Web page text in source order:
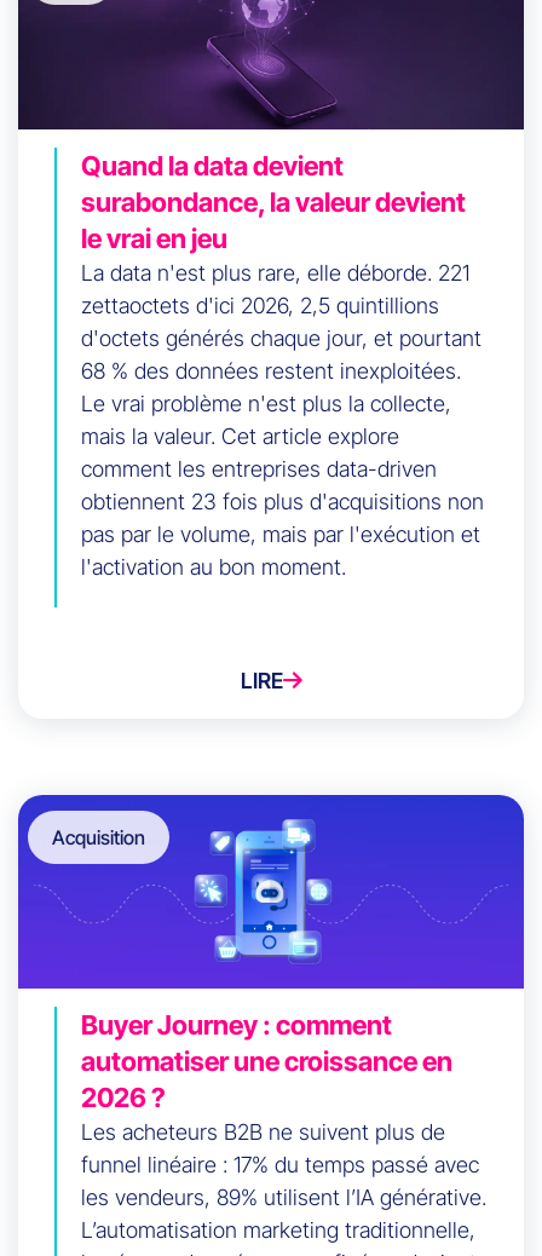
Quand la data devient
surabondance, la valeur devient
le vrai en jeu
La data n'est plus rare, elle déborde. 221
zettaoctets d'ici 2026, 2,5 quintillions
d'octets générés chaque jour, et pourtant
68 % des données restent inexploitées.
Le vrai problème n'est plus la collecte,
mais la valeur. Cet article explore
comment les entreprises data-driven
obtiennent 23 fois plus d'acquisitions non
pas par le volume, mais par l'exécution et
l'activation au bon moment.
LIRE
Acquisition
Buyer Journey : comment
automatiser une croissance en
2026 ?
Les acheteurs B2B ne suivent plus de
funnel linéaire : 17% du temps passé avec
les vendeurs, 89% utilisent l’IA générative.
L’automatisation marketing traditionnelle,